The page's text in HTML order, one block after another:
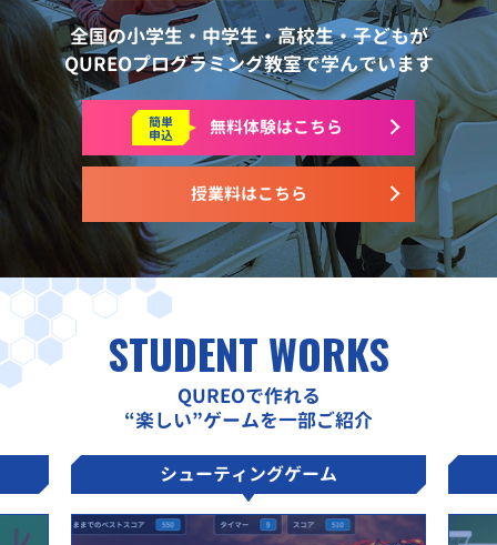
全国の小学生・中学生・高校生・子どもが
QUREOプログラミング教室で学んでいます
授業料はこちら
簡単
申込 無料体験はこちら
STUDENT WORKS
QUREOで作れる
“楽しい”ゲームを一部ご紹介
シューティングゲーム